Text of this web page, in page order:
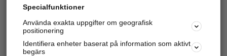
Varje vecka besöker du och4 miljoner
andra
härliga användare oss för att hitta rätt lokal
information om företag, privatpersoner och
platser.
Specialfunktioner
Använda exakta uppgifter om geografisk
positionering
Identifiera enheter baserat på information som aktivt
begärs